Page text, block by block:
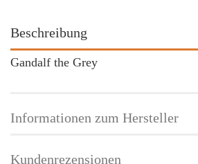
Beschreibung
Gandalf the Grey
Informationen zum Hersteller
Kundenrezensionen